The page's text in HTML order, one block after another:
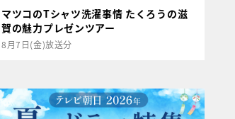
マツコのTシャツ洗濯事情 たくろうの滋
賀の魅力プレゼンツアー
8月7日(金)放送分